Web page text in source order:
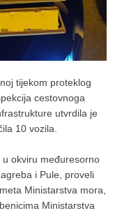
tijekom proteklog
cestovnoga
utvrdila je
10 vozila.
okviru međuresorno
i Pule, proveli
Ministarstva mora,
Ministarstva